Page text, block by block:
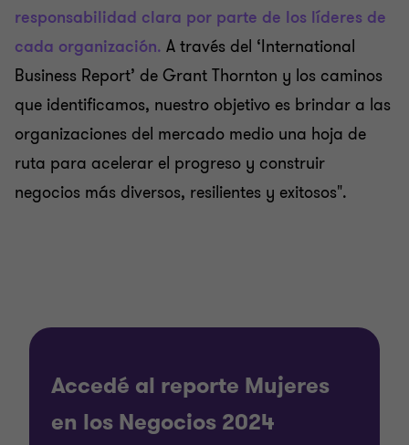
responsabilidad clara por parte de los líderes de
cada organización. A través del ‘International
Business Report’ de Grant Thornton y los caminos
que identificamos, nuestro objetivo es brindar a las
organizaciones del mercado medio una hoja de
ruta para acelerar el progreso y construir
negocios más diversos, resilientes y exitosos".
Accedé al reporte Mujeres
en los Negocios 2024